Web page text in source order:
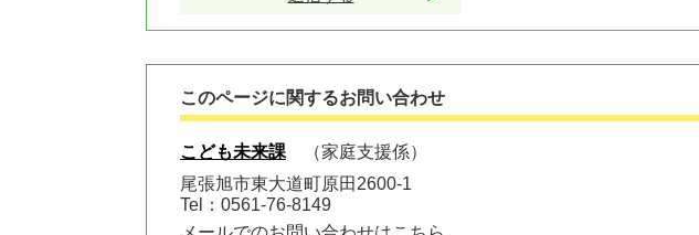
このページに関するお問い合わせ
こども未来課
家庭支援係
尾張旭市東大道町原田2600-1
Tel：0561-76-8149